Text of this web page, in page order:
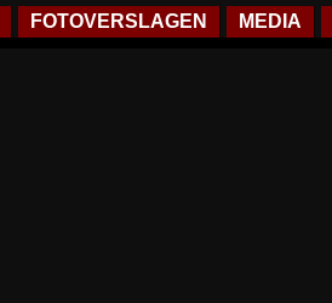
FOTOVERSLAGEN MEDIA